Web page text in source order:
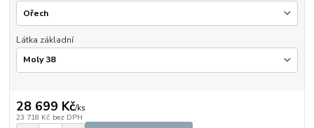
Látka základní
28 699 Kč/ks
23 718 Kč bez DPH